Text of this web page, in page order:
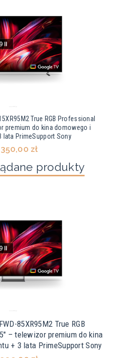
True RGB Professional
premium do kina domowego i
lata PrimeSupport Sony
zł
produkty
85XR95M2 True RGB
– telewizor premium do kina
+ 3 lata PrimeSupport Sony